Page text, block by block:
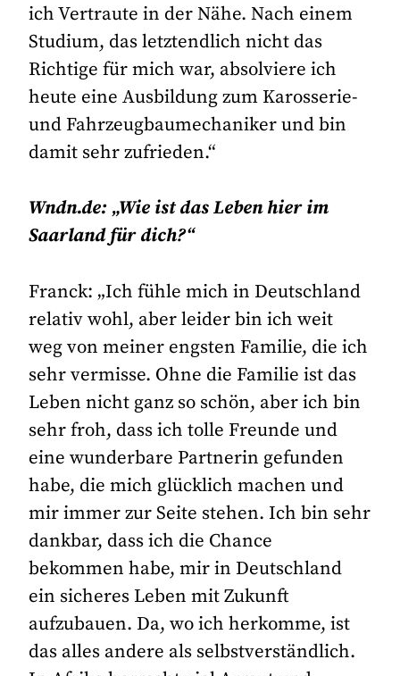
ich Vertraute in der Nähe. Nach einem
Studium, das letztendlich nicht das
Richtige für mich war, absolviere ich
heute eine Ausbildung zum Karosserie-
und Fahrzeugbaumechaniker und bin
damit sehr zufrieden.“
Wndn.de: „Wie ist das Leben hier im
Saarland für dich?“
Franck: „Ich fühle mich in Deutschland
relativ wohl, aber leider bin ich weit
weg von meiner engsten Familie, die ich
sehr vermisse. Ohne die Familie ist das
Leben nicht ganz so schön, aber ich bin
sehr froh, dass ich tolle Freunde und
eine wunderbare Partnerin gefunden
habe, die mich glücklich machen und
mir immer zur Seite stehen. Ich bin sehr
dankbar, dass ich die Chance
bekommen habe, mir in Deutschland
ein sicheres Leben mit Zukunft
aufzubauen. Da, wo ich herkomme, ist
das alles andere als selbstverständlich.